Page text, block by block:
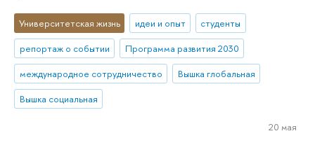
Университетская жизнь идеи и опыт
студенты
репортаж о событии
Программа развития 2030
международное сотрудничество
Вышка глобальная
Вышка социальная
20 мая